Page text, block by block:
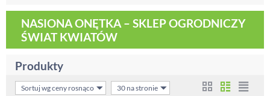
NASIONA ONĘTKA – SKLEP OGRODNICZY
ŚWIAT KWIATÓW
Produkty
Sortuj wg ceny rosnąco 30 na stronie